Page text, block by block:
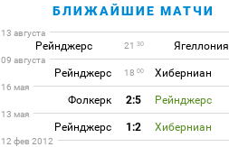
БЛИЖАЙШИЕ МАТЧИ
13 августа
Рейнджерс 21 30 Ягеллония
09 августа
Рейнджерс 18 00 Хиберниан
16 мая
Фолкерк 2:5 Рейнджерс
13 мая
Рейнджерс 1:2 Хиберниан
12 фев 2012